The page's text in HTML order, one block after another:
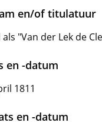
en/of titulatuur
"Van der Lek de
en -datum
1811
en -datum